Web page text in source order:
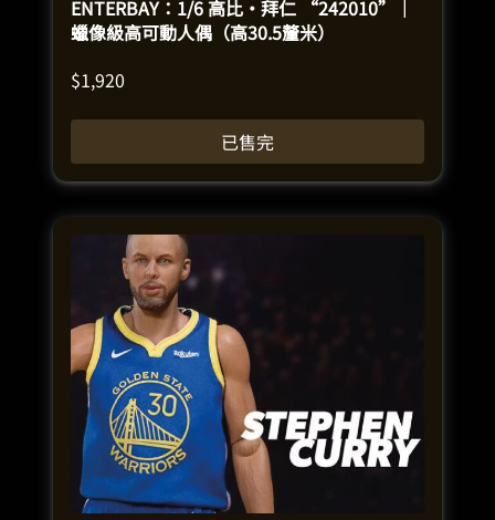
ENTERBAY：1/6 高比·拜仁 “242010”｜
蠟像級高可動人偶（高30.5釐米）
$1,920
已售完